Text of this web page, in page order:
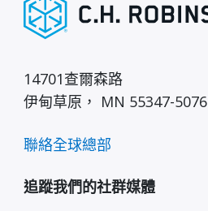
14701查爾森路
伊甸草原， MN 55347-5076
聯絡全球總部
追蹤我們的社群媒體